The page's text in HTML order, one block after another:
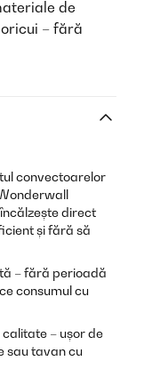
de
– fără
convectoarelor
direct
și fără să
– fără perioadă
consumul cu
– ușor de
sau tavan cu